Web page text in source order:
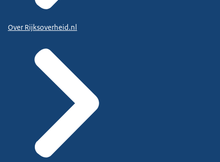
Over Rijksoverheid.nl